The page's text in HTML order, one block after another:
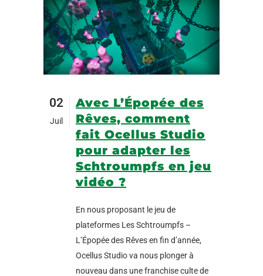
02
Juil
Avec L’Épopée des
Rêves, comment
fait Ocellus Studio
pour adapter les
Schtroumpfs en jeu
vidéo ?
En nous proposant le jeu de
plateformes Les Schtroumpfs –
L’Épopée des Rêves en fin d’année,
Ocellus Studio va nous plonger à
nouveau dans une franchise culte de